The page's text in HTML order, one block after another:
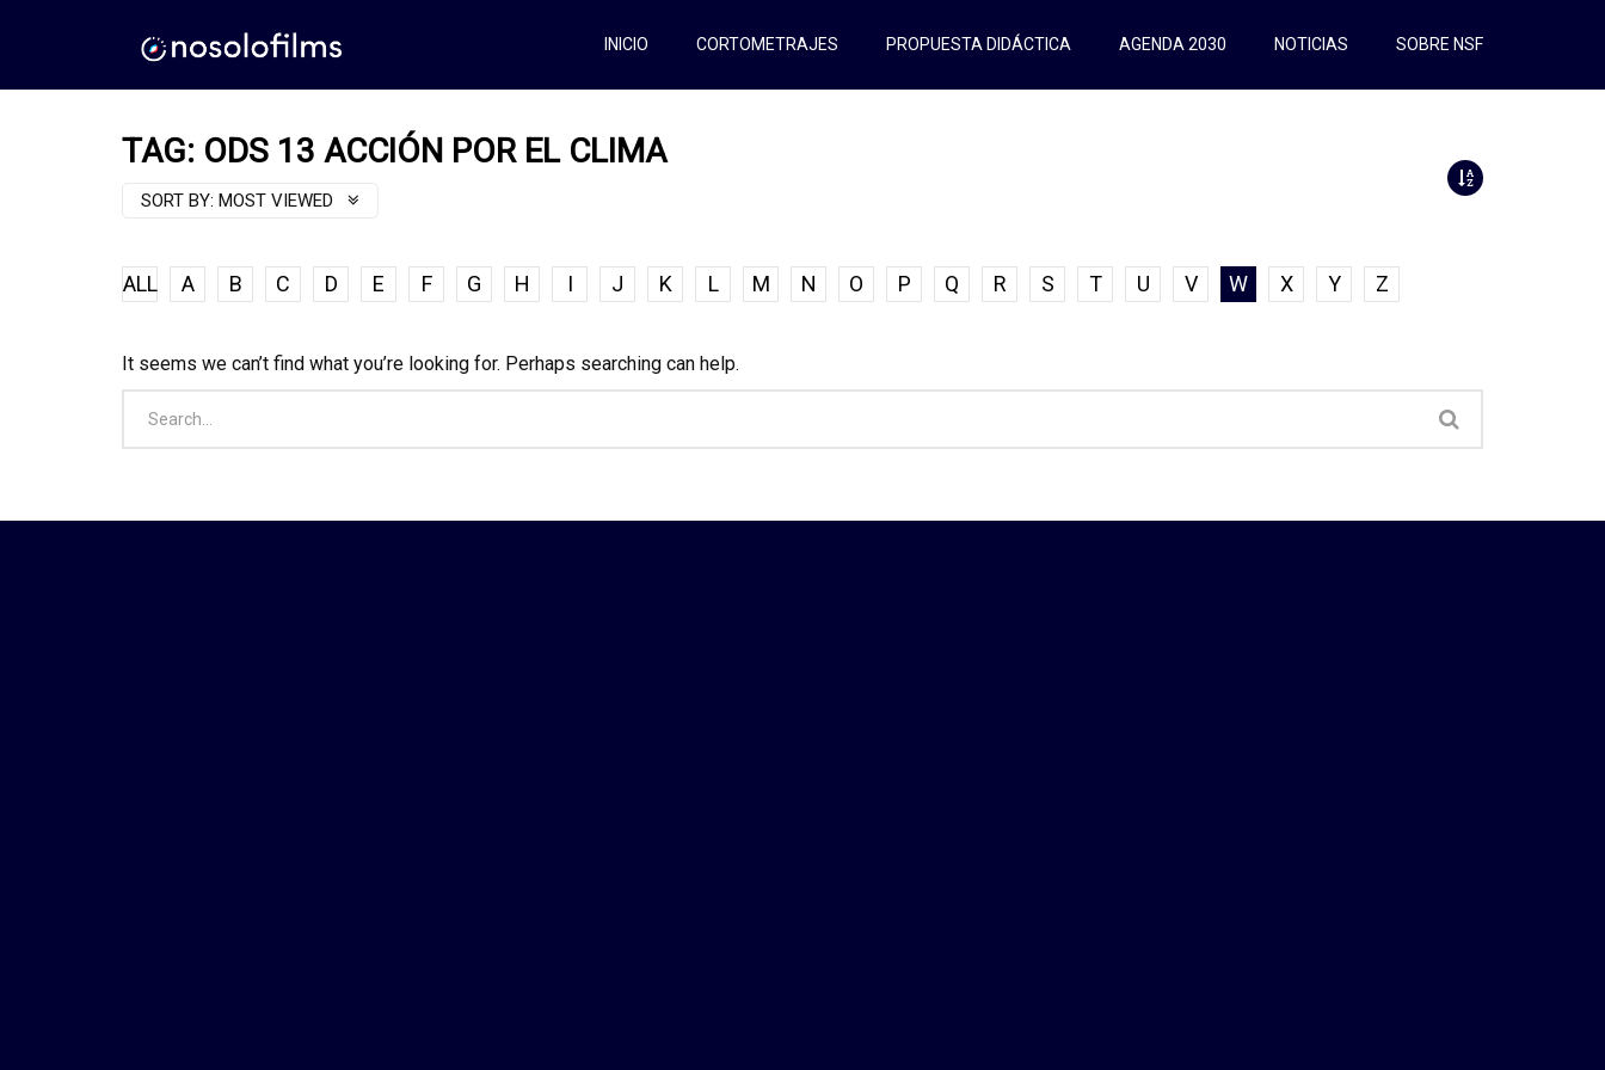
INICIO CORTOMETRAJES PROPUESTA DIDÁCTICA AGENDA 2030 NOTICIAS SOBRE NSF
TAG: ODS 13 ACCIÓN POR EL CLIMA
SORT BY: MOST VIEWED
ALL A B C D E F G H I J K L M N O P Q R S T U V W X Y Z
It seems we can’t find what you’re looking for. Perhaps searching can help.